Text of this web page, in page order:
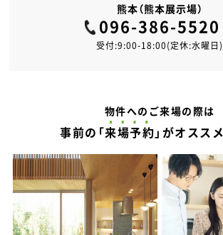
熊本（熊本展示場）
096-386-5520
受付:9:00-18:00(定休:水曜日)
物件へのご来場の際は
事前の「来場予約」がオスス